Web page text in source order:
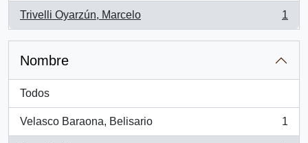
Trivelli Oyarzún, Marcelo
, 1 resultados
1
Nombre
Todos
Velasco Baraona, Belisario
, 1 resultados
1